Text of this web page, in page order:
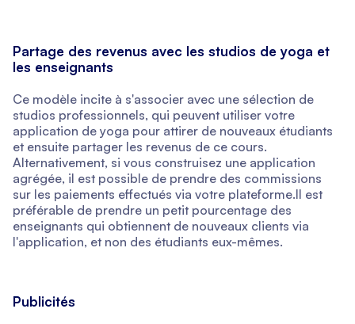
Partage des revenus avec les studios de yoga et
les enseignants
Ce modèle incite à s'associer avec une sélection de
studios professionnels, qui peuvent utiliser votre
application de yoga pour attirer de nouveaux étudiants
et ensuite partager les revenus de ce cours.
Alternativement, si vous construisez une application
agrégée, il est possible de prendre des commissions
sur les paiements effectués via votre plateforme.Il est
préférable de prendre un petit pourcentage des
enseignants qui obtiennent de nouveaux clients via
l'application, et non des étudiants eux-mêmes.
Publicités